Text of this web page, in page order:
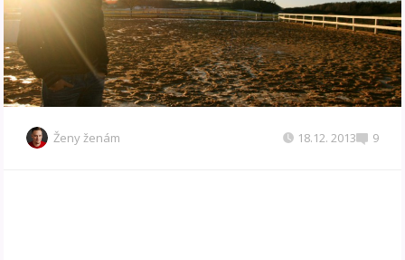
Ženy ženám 18.12. 2013 9